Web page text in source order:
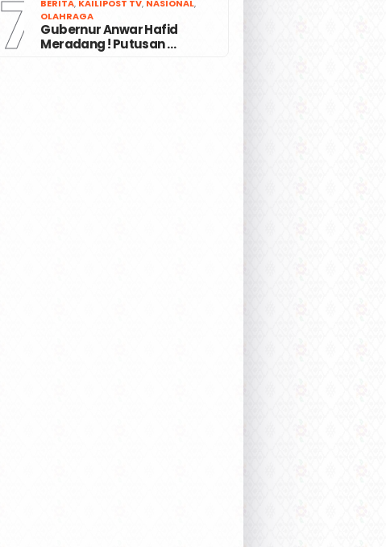
7 BERITA, KAILIPOST TV, NASIONAL,
OLAHRAGA
Gubernur Anwar Hafid
Meradang ! Putusan …